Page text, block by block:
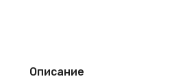
Описание